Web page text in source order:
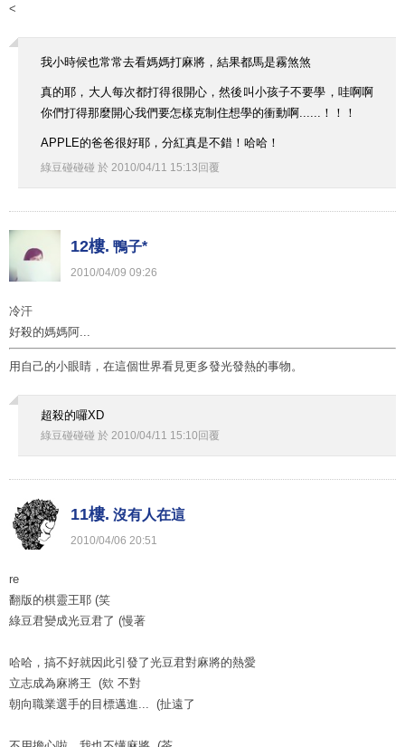
<
我小時候也常常去看媽媽打麻將，結果都馬是霧煞煞
真的耶，大人每次都打得很開心，然後叫小孩子不要學，哇啊啊
你們打得那麼開心我們要怎樣克制住想學的衝動啊......！！！
APPLE的爸爸很好耶，分紅真是不錯！哈哈！
綠豆碰碰碰 於 2010/04/11 15:13 回覆
12樓. 鴨子*
2010/04/09 09:26
冷汗
好殺的媽媽阿...
用自己的小眼睛，在這個世界看見更多發光發熱的事物。
超殺的囉XD
綠豆碰碰碰 於 2010/04/11 15:10 回覆
11樓. 沒有人在這
2010/04/06 20:51
re
翻版的棋靈王耶 (笑
綠豆君變成光豆君了 (慢著
哈哈，搞不好就因此引發了光豆君對麻將的熱愛
立志成為麻將王 (欸 不對
朝向職業選手的目標邁進... (扯遠了